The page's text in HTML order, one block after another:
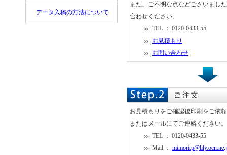
データ入稿の方法について
また、ご不明な点などございまし
合わせください。
TEL ： 0120-0433-55
お見積もり
お問い合わせ
お見積もりをご確認後印刷をご依
またはメールにてご連絡ください。
TEL ： 0120-0433-55
Mail ：